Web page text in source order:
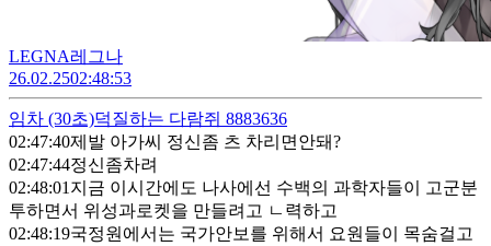
LEGNA레그나
26.02.2502:48:53
임차 (30초)덕질하는 다람쥐 8883636
02:47:40제발 아가씨 정신좀 츠 차리면안돼?
02:47:44정신좀차려
02:48:01 지금 이시간에도 나사에선 수백의 과학자들이 고군분
투하면서 위성과로켓을 만들려고 ㄴ력하고
02:48:19국정원에서는 국가안보를 위해서 요원들이 목숨걸고